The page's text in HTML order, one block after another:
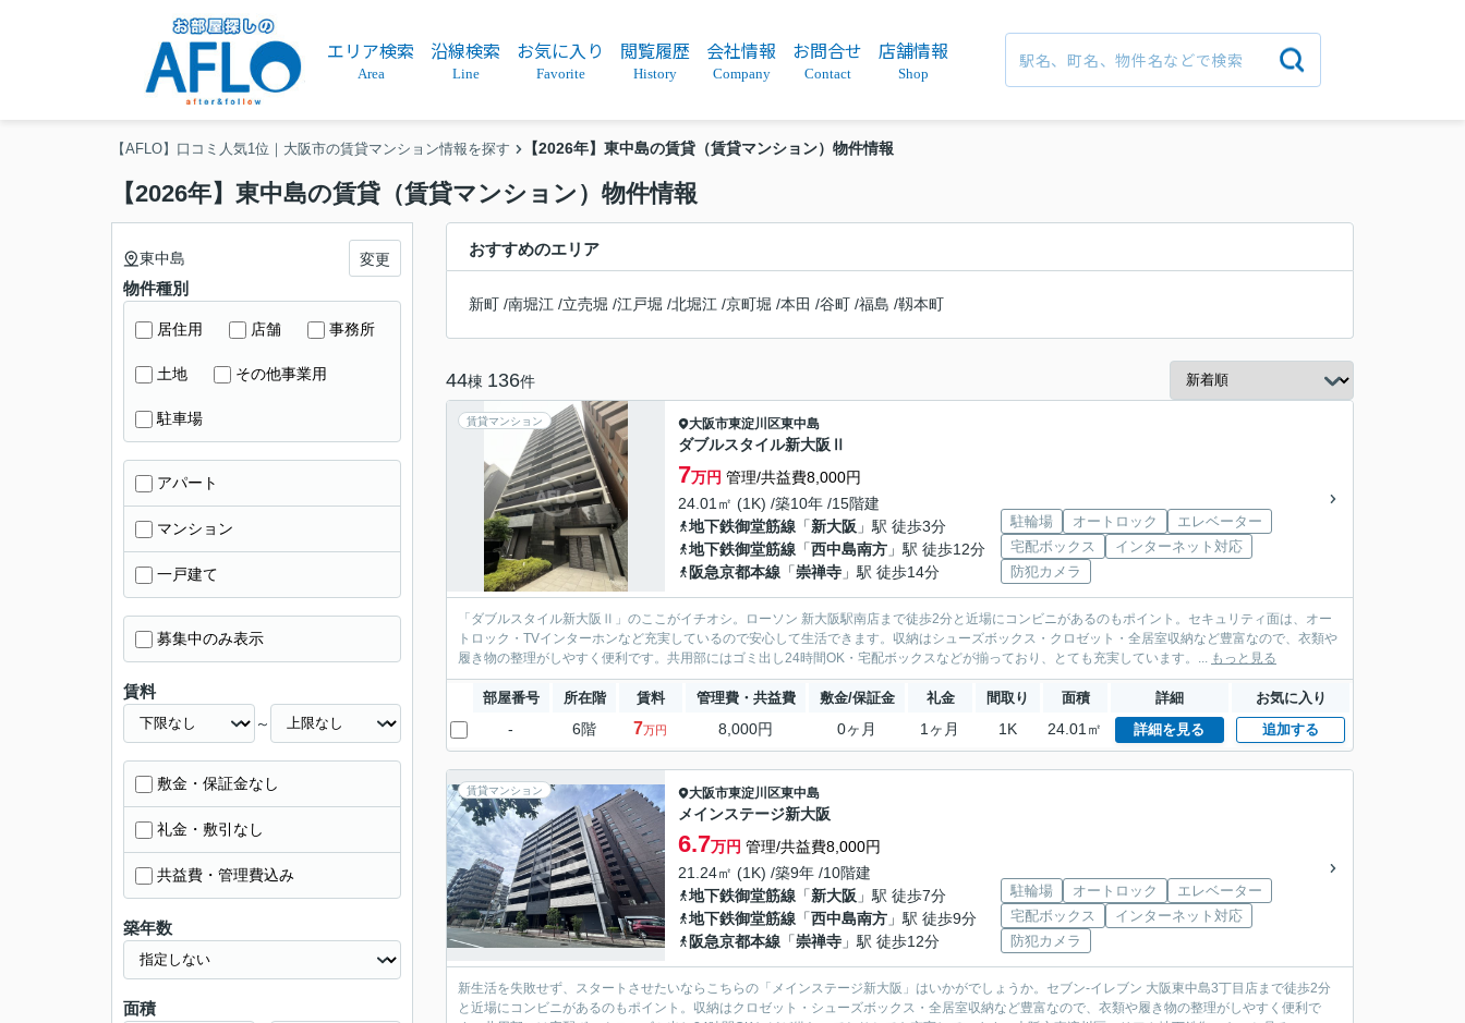
エリア検索
Area
沿線検索
Line
お気に入り
Favorite
閲覧履歴
History
会社情報
Company
お問合せ
Contact
店舗情報
Shop
【AFLO】口コミ人気1位｜大阪市の賃貸マンション情報を探す 【2026年】東中島の賃貸（賃貸マンション）物件情報
【2026年】東中島の賃貸（賃貸マンション）物件情報
おすすめのエリア
新町 /南堀江 /立売堀 /江戸堀 /北堀江 /京町堀 /本田 /谷町 /福島 /靱本町
44棟 136件
賃貸マンション 大阪市東淀川区東中島
ダブルスタイル新大阪Ⅱ
7万円 管理/共益費8,000円
24.01㎡ (1K) /築10年 /15階建
地下鉄御堂筋線 「新大阪 」駅 徒歩3分
地下鉄御堂筋線 「西中島南方 」駅 徒歩12分
阪急京都本線 「崇禅寺 」駅 徒歩14分
駐輪場 オートロック
エレベーター
宅配ボックス
インターネット対応
防犯カメラ
「ダブルスタイル新大阪Ⅱ」のここがイチオシ。ローソン 新大阪駅南店まで徒歩2分と近場にコンビニがあるのもポイント。セキュリティ面は、オー
トロック・TVインターホンなど充実しているので安心して生活できます。収納はシューズボックス・クロゼット・全居室収納など豊富なので、衣類や
履き物の整理がしやすく便利です。共用部にはゴミ出し24時間OK・宅配ボックスなどが揃っており、とても充実しています。... もっと見る
部屋番号 所在階 賃料 管理費・共益費 敷金/保証金 礼金 間取り 面積 詳細 お気に入り
- 6階 7万円 8,000円 0ヶ月 1ヶ月 1K 24.01㎡ 詳細を見る 追加する
賃貸マンション 大阪市東淀川区東中島
メインステージ新大阪
6.7万円 管理/共益費8,000円
21.24㎡ (1K) /築9年 /10階建
地下鉄御堂筋線 「新大阪 」駅 徒歩7分
地下鉄御堂筋線 「西中島南方 」駅 徒歩9分
阪急京都本線 「崇禅寺 」駅 徒歩12分
駐輪場 オートロック
エレベーター
宅配ボックス
インターネット対応
防犯カメラ
新生活を失敗せず、スタートさせたいならこちらの「メインステージ新大阪」はいかがでしょうか。セブン-イレブン 大阪東中島3丁目店まで徒歩2分
と近場にコンビニがあるのもポイント。収納はクロゼット・シューズボックス・全居室収納など豊富なので、衣類や履き物の整理がしやすく便利で
東中島 変更
物件種別
居住用 店舗 事務所
土地 その他事業用
駐車場
アパート
マンション
一戸建て
募集中のみ表示
賃料
～
敷金・保証金なし
礼金・敷引なし
共益費・管理費込み
築年数
面積